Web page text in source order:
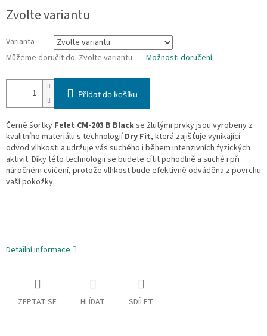
cena:
Zvolte variantu
Varianta
Můžeme doručit do: Zvolte variantu Možnosti doručení
Přidat do košíku
Černé šortky Felet CM-203 B Blackse žlutými prvky jsou vyrobeny z
kvalitního materiálu s technologiíDry Fit, která zajišťuje vynikající
odvod vlhkosti a udržuje vás suchého i během intenzivních fyzických
aktivit. Díky této technologii se budete cítit pohodlně a suché i při
náročném cvičení, protože vlhkost bude efektivně odváděna z povrchu
vaší pokožky.
Detailní informace
ZEPTAT SE HLÍDAT SDÍLET